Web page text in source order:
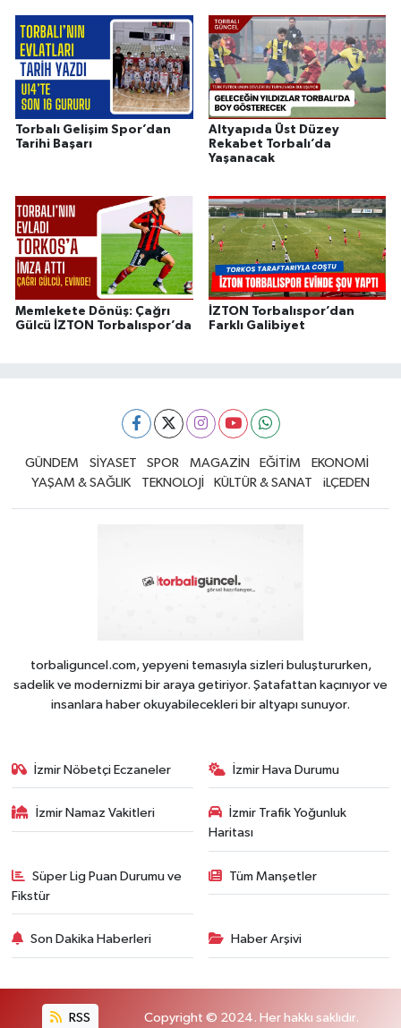
Torbalı Gelişim Spor’dan
Tarihi Başarı
Altyapıda Üst Düzey
Rekabet Torbalı’da
Yaşanacak
Memlekete Dönüş: Çağrı
Gülcü İZTON Torbalıspor’da
İZTON Torbalıspor’dan
Farklı Galibiyet
GÜNDEM SİYASET SPOR MAGAZİN EĞİTİM
EKONOMİ
YAŞAM & SAĞLIK
TEKNOLOJİ KÜLTÜR & SANAT iLÇEDEN
torbaliguncel.com, yepyeni temasıyla sizleri buluştururken,
sadelik ve modernizmi bir araya getiriyor. Şatafattan kaçınıyor ve
insanlara haber okuyabilecekleri bir altyapı sunuyor.
İzmir Nöbetçi Eczaneler İzmir Hava Durumu
İzmir Namaz Vakitleri
İzmir Trafik Yoğunluk
Haritası
Süper Lig Puan Durumu ve
Fikstür
Tüm Manşetler
Son Dakika Haberleri Haber Arşivi
RSS Copyright © 2024. Her hakkı saklıdır.